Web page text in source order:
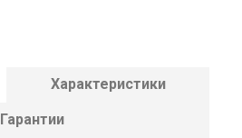
Характеристики
Гарантии